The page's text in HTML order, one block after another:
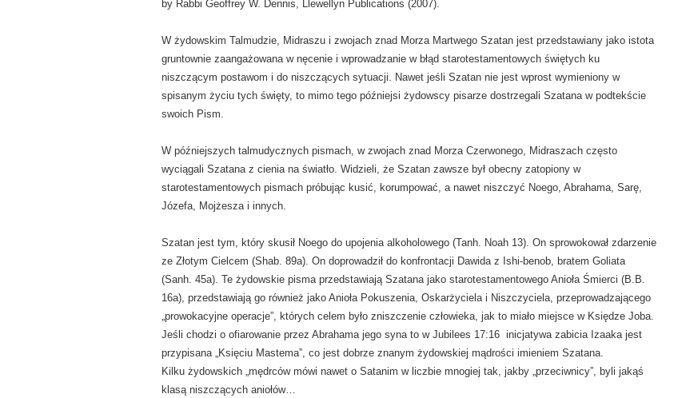
by Rabbi Geoffrey W. Dennis, Llewellyn Publications (2007).
W żydowskim Talmudzie, Midraszu i zwojach znad Morza Martwego Szatan jest przedstawiany jako istota
gruntownie zaangażowana w nęcenie i wprowadzanie w błąd starotestamentowych świętych ku
niszczącym postawom i do niszczących sytuacji. Nawet jeśli Szatan nie jest wprost wymieniony w
spisanym życiu tych święty, to mimo tego późniejsi żydowscy pisarze dostrzegali Szatana w podtekście
swoich Pism.
W późniejszych talmudycznych pismach, w zwojach znad Morza Czerwonego, Midraszach często
wyciągali Szatana z cienia na światło. Widzieli, że Szatan zawsze był obecny zatopiony w
starotestamentowych pismach próbując kusić, korumpować, a nawet niszczyć Noego, Abrahama, Sarę,
Józefa, Mojżesza i innych.
Szatan jest tym, który skusił Noego do upojenia alkoholowego (Tanh. Noah 13). On sprowokował zdarzenie
ze Złotym Cielcem (Shab. 89a). On doprowadził do konfrontacji Dawida z Ishi-benob, bratem Goliata
(Sanh. 45a). Te żydowskie pisma przedstawiają Szatana jako starotestamentowego Anioła Śmierci (B.B.
16a), przedstawiają go również jako Anioła Pokuszenia, Oskarżyciela i Niszczyciela, przeprowadzającego
„prowokacyjne operacje”, których celem było zniszczenie człowieka, jak to miało miejsce w Księdze Joba.
Jeśli chodzi o ofiarowanie przez Abrahama jego syna to w Jubilees 17:16 inicjatywa zabicia Izaaka jest
przypisana „Księciu Mastema”, co jest dobrze znanym żydowskiej mądrości imieniem Szatana.
Kilku żydowskich „mędrców mówi nawet o Satanim w liczbie mnogiej tak, jakby „przeciwnicy”, byli jakąś
klasą niszczących aniołów…